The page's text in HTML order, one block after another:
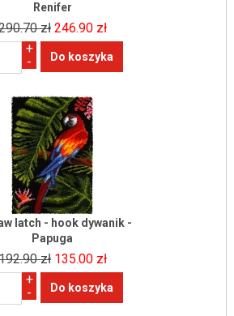
Renifer
zł 246.90 zł
+
-
latch - hook dywanik -
Papuga
zł 135.00 zł
+
-